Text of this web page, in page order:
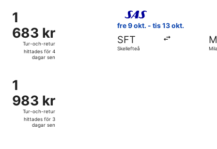
4
dagar
sen
1
683 kr
Tur-
och-
retur,
hittades
4
dagar
sen
1
683 kr
Tur-och-retur
hittades för 4
dagar sen
fre 9 okt. - tis 13 okt.
SFT
Skellefteå
1
983 kr
Tur-
och-
retur,
hittades
1
983 kr
Tur-och-retur
hittades för 3
dagar sen